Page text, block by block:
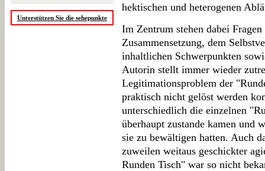
Unterstützen Sie die sehepunkte
hektischen und heterogenen
Im Zentrum stehen dabei
Zusammensetzung, dem
inhaltlichen Schwerpunkten
Autorin stellt immer wieder
Legitimationsproblem der
praktisch nicht gelöst werden
unterschiedlich die einzelnen
überhaupt zustande kamen und
sie zu bewältigen hatten. Auch
zuweilen weitaus geschickter
Runden Tisch" war so nicht